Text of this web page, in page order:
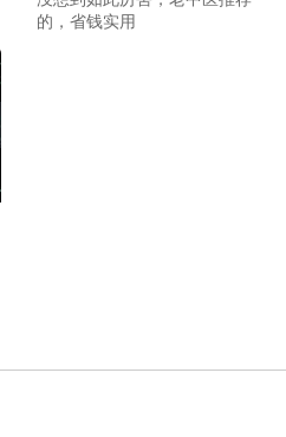
的，省钱实用